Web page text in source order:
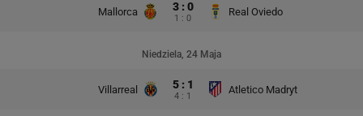
Mallorca 3 : 0
1 : 0
Real Oviedo
Niedziela, 24 Maja
Villarreal 5 : 1
4 : 1
Atletico Madryt